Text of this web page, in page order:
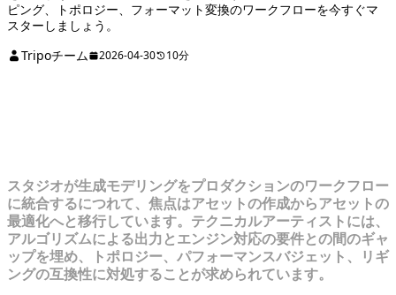
ピング、トポロジー、フォーマット変換のワークフローを今すぐマ
スターしましょう。
Tripoチーム
2026-04-30 10分
スタジオが生成モデリングをプロダクションのワークフロー
に統合するにつれて、焦点はアセットの作成からアセットの
最適化へと移行しています。テクニカルアーティストには、
アルゴリズムによる出力とエンジン対応の要件との間のギャ
ップを埋め、トポロジー、パフォーマンスバジェット、リギ
ングの互換性に対処することが求められています。